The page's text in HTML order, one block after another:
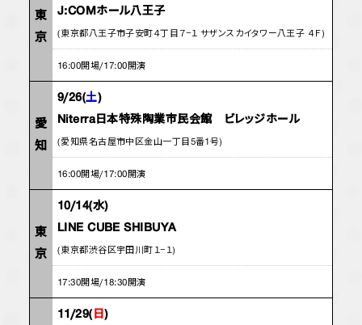
東
京
J:COMホール八王子
(東京都八王子市子安町４丁目７−１ サザンスカイタワー八王子 ４Ｆ)
16:00開場/17:00開演
愛
知
9/26(土)
Niterra日本特殊陶業市民会館 ビレッジホール
(愛知県名古屋市中区金山一丁目5番1号)
16:00開場/17:00開演
東
京
10/14(水)
LINE CUBE SHIBUYA
(東京都渋谷区宇田川町１−１)
17:30開場/18:30開演
11/29(日)